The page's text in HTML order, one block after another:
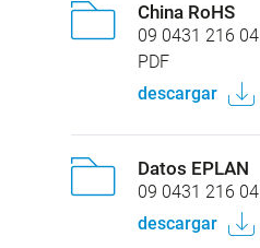
China RoHS
09 0431 216 04
PDF
descargar
Datos EPLAN
09 0431 216 04
descargar